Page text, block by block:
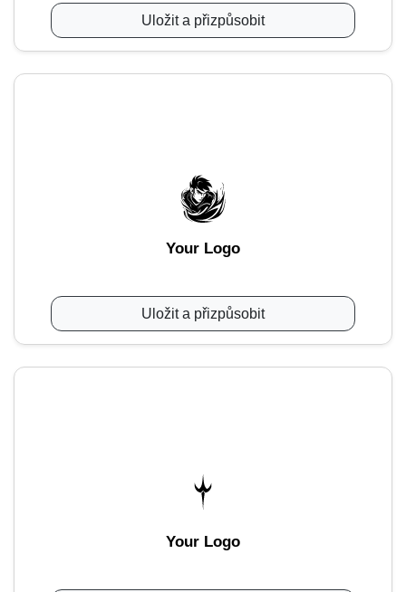
Uložit a přizpůsobit
Your Logo
Uložit a přizpůsobit
Your Logo